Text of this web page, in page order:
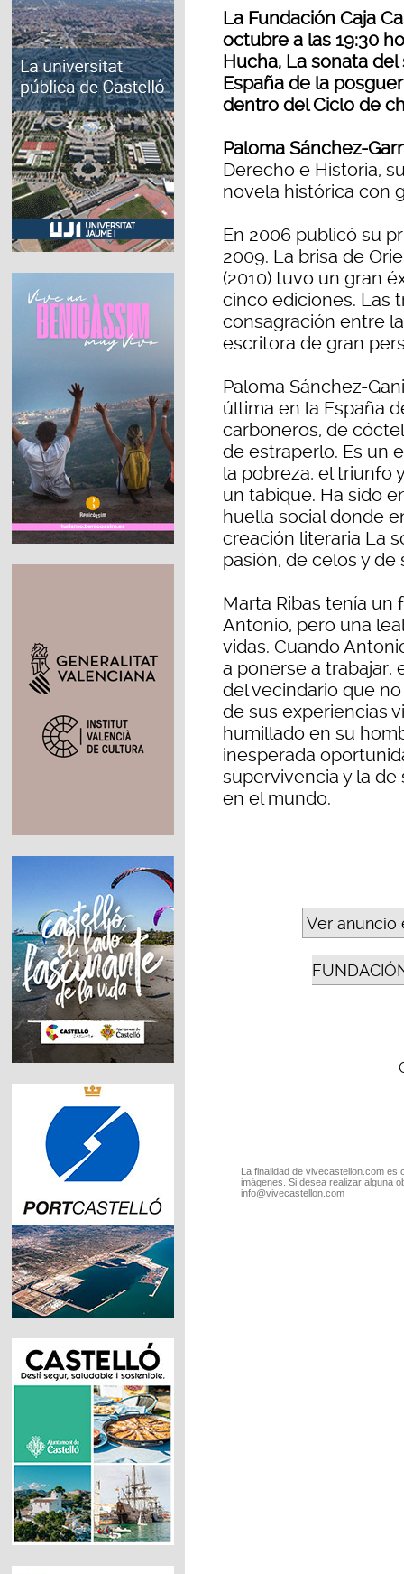
La Fundación Caja
octubre a las 19:30
Hucha, La sonata
España de la
dentro del Ciclo de
Paloma Sánchez-
Derecho e Historia,
novela histórica con
En 2006 publicó su
2009. La brisa de
(2010) tuvo un gran
cinco ediciones. Las
consagración entre
escritora de gran
Paloma Sánchez-
última en la España
carboneros, de
de estraperlo. Es un
la pobreza, el triunfo
un tabique. Ha sido
huella social donde
creación literaria La
pasión, de celos y
Marta Ribas tenía
Antonio, pero una
vidas. Cuando
a ponerse a trabajar,
del vecindario que
de sus experiencias
humillado en su
inesperada
supervivencia y la de
en el mundo.
Ver anuncio
La finalidad de vivecastellon.com
imágenes. Si desea realizar alguna
info@vivecastellon.com